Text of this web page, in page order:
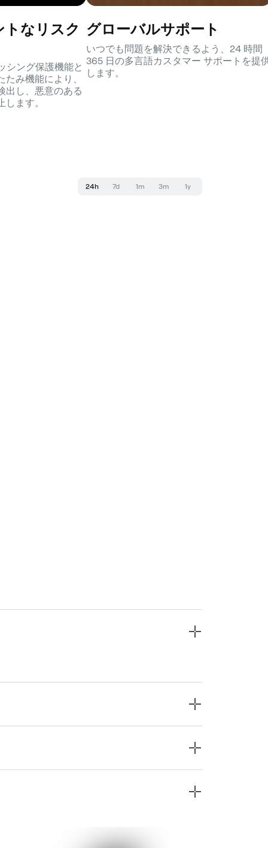
なリスク
シング保護機能と
み機能により、
出し、悪意のある
ます。
グローバルサポート
いつでも問題を解決できるよう、24 時間
365 日の多言語カスタマー サポートを提
します。
24h 7d 1m 3m 1y